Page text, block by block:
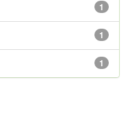
1
1
1